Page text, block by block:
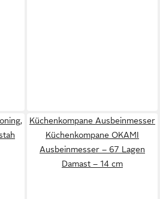
Küchenkompane Ausbeinmesser
Küchenkompane OKAMI
Ausbeinmesser – 67 Lagen
Damast – 14 cm